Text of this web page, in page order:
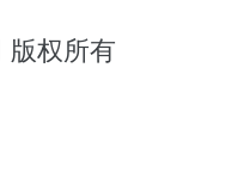
版权所有